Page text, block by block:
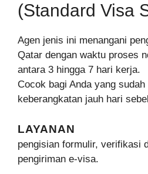
(Standard Visa
Agen jenis ini menangani
Qatar dengan waktu proses
antara 3 hingga 7 hari kerja.
Cocok bagi Anda yang
keberangkatan jauh hari
LAYANAN
pengisian formulir, verifikasi
pengiriman e-visa.